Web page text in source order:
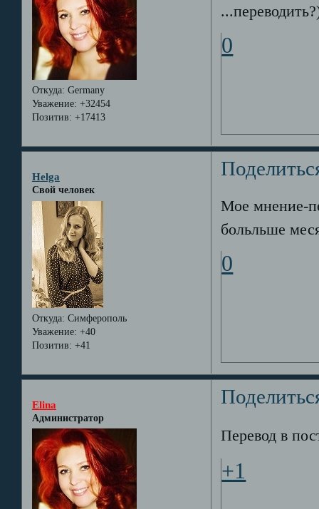
Откуда: Germany
Уважение: +32454
Позитив: +17413
0
Helga
Свой человек
Откуда: Симферополь
Уважение: +40
Позитив: +41
Мое мнение-
больльше
0
Elina
Администратор
Перевод в
+1